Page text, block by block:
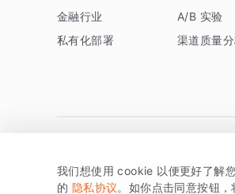
金融行业
私有化部署
A/B 实验
渠道质量
版权所有 © 北京易数科技有限公司
我们想使用 cookie 以便更好了解
的 隐私协议。如你点击同意按钮